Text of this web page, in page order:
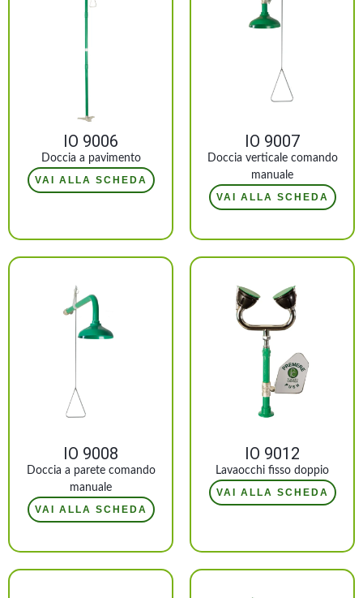
IO 9006
Doccia a pavimento
VAI ALLA SCHEDA
IO 9007
Doccia verticale comando
manuale
VAI ALLA SCHEDA
IO 9008
Doccia a parete comando
manuale
VAI ALLA SCHEDA
IO 9012
Lavaocchi fisso doppio
VAI ALLA SCHEDA